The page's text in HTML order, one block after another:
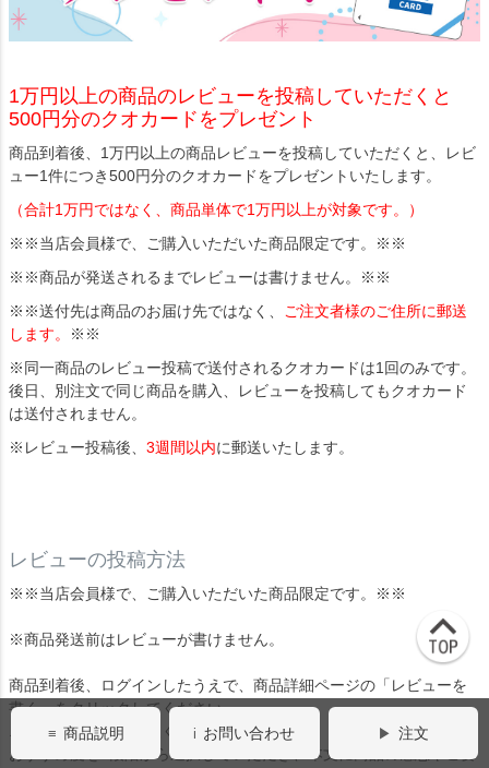
1万円以上の商品のレビューを投稿していただくと
500円分のクオカードをプレゼント
商品到着後、1万円以上の商品レビューを投稿していただくと、レビ
ュー1件につき500円分のクオカードをプレゼントいたします。
（合計1万円ではなく、商品単体で1万円以上が対象です。）
※※当店会員様で、ご購入いただいた商品限定です。※※
※※商品が発送されるまでレビューは書けません。※※
※※送付先は商品のお届け先ではなく、
ご注文者様のご住所に郵送
します。
※※
※同一商品のレビュー投稿で送付されるクオカードは1回のみです。
後日、別注文で同じ商品を購入、レビューを投稿してもクオカード
は送付されません。
※レビュー投稿後、 3週間以内に郵送いたします。
レビューの投稿方法
※※当店会員様で、ご購入いただいた商品限定です。※※
※商品発送前はレビューが書けません。
商品到着後、ログインしたうえで、商品詳細ページの「レビューを
書く」をクリックしてください。
ニックネームをご記入ください。
おすすめ度を5段階から選択していただき、本文に商品の感想やご要
商品説明 お問い合わせ 注文